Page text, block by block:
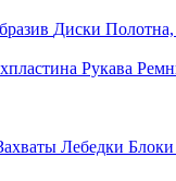
Диски
Рукава
Лебедки Блоки